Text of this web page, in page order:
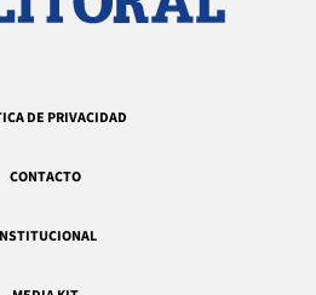
DE PRIVACIDAD
CONTACTO